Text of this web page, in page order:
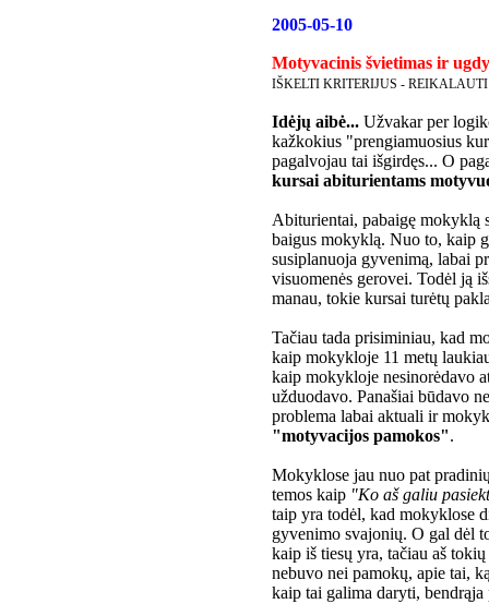
2005-05-10
Motyvacinis švietimas ir
IŠKELTI KRITERIJUS -
Idėjų aibė... Užvakar per
kažkokius "prengiamuosius
pagalvojau tai išgirdęs... O
kursai abiturientams
Abiturientai, pabaigę mokyklą
baigus mokyklą. Nuo to, kaip
susiplanuoja gyvenimą, labai
visuomenės gerovei. Todėl ją
manau, tokie kursai turėtų
Tačiau tada prisiminiau, kad
kaip mokykloje 11 metų
kaip mokykloje nesinorėdavo
užduodavo. Panašiai būdavo
problema labai aktuali ir
"motyvacijos pamokos".
Mokyklose jau nuo pat
temos kaip "Ko aš galiu
taip yra todėl, kad mokyklose
gyvenimo svajonių. O gal dėl
kaip iš tiesų yra, tačiau aš
nebuvo nei pamokų, apie tai,
kaip tai galima daryti, bendrąja